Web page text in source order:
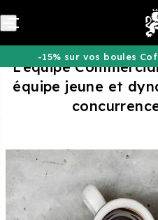
-15% sur vos boules
L’équipe
équipe jeune et